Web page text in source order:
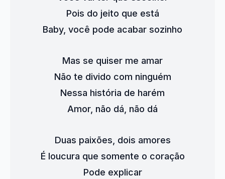
Pois do jeito que está
Baby, você pode acabar sozinho
Mas se quiser me amar
Não te divido com ninguém
Nessa história de harém
Amor, não dá, não dá
Duas paixões, dois amores
É loucura que somente o coração
Pode explicar